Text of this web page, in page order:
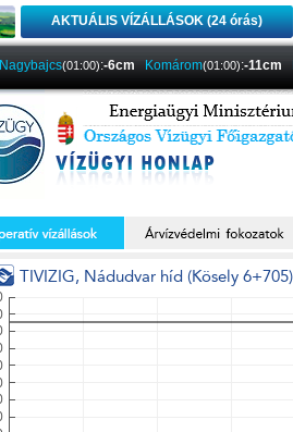
AKTUÁLIS VÍZÁLLÁSOK (24 órás)
Nagybajcs(01:00):-6cm Komárom(01:00):-11cm